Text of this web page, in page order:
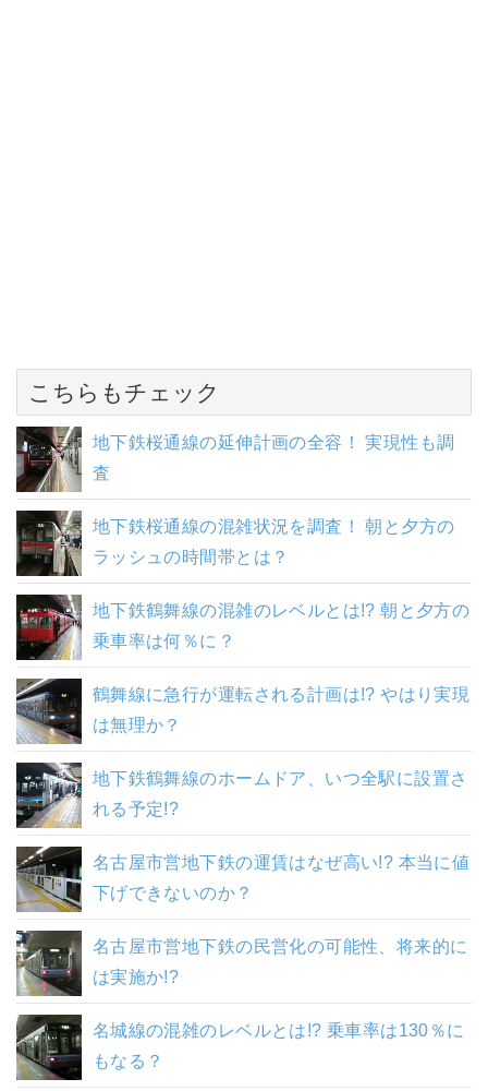
こちらもチェック
地下鉄桜通線の延伸計画の全容！ 実現性も調
査
地下鉄桜通線の混雑状況を調査！ 朝と夕方の
ラッシュの時間帯とは？
地下鉄鶴舞線の混雑のレベルとは!? 朝と夕方の
乗車率は何％に？
鶴舞線に急行が運転される計画は!? やはり実現
は無理か？
地下鉄鶴舞線のホームドア、いつ全駅に設置さ
れる予定!?
名古屋市営地下鉄の運賃はなぜ高い!? 本当に値
下げできないのか？
名古屋市営地下鉄の民営化の可能性、将来的に
は実施か!?
名城線の混雑のレベルとは!? 乗車率は130％に
もなる？